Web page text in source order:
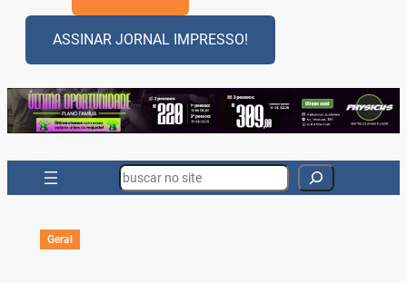
ASSINAR JORNAL IMPRESSO!
Search
Geral